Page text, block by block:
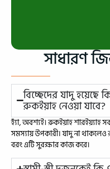
সাধারণ
বিচ্ছেদের যাদু হয়েছে
রুকইয়াহ নেওয়া যাবে?
হ্যাঁ, অবশ্যই। রুকইয়াহ শারইয়্যাহ
সমস্যায় উপকারী। যাদু না
বরং এটি সুরক্ষার কাজ করে।